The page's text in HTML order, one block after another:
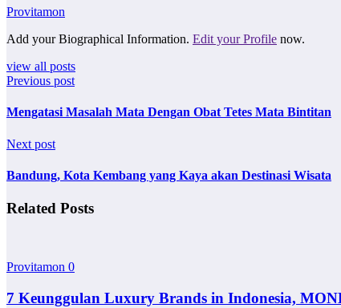
Provitamon
Add your Biographical Information. Edit your Profile now.
view all posts
Previous post
Mengatasi Masalah Mata Dengan Obat Tetes Mata Bintitan
Next post
Bandung, Kota Kembang yang Kaya akan Destinasi Wisata
Related Posts
Provitamon 0
7 Keunggulan Luxury Brands in Indonesia,